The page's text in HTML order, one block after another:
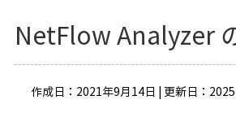
NetFlow Analyzer
作成日：2021年9月14日 | 更新日：